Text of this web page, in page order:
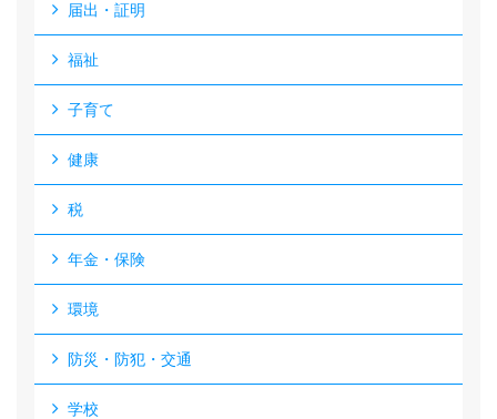
届出・証明
福祉
子育て
健康
税
年金・保険
環境
防災・防犯・交通
学校